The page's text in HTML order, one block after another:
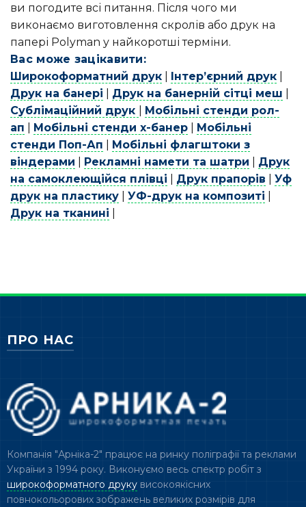
ви погодите всі питання. Після чого ми
виконаємо виготовлення скролів або друк на
папері Polyman у найкоротші терміни.
Вас може зацікавити:
Широкоформатний друк
Інтер’єрний друк
Друк на банері
Друк на банерній сітці меш
Сублімаційний друк
Мобільні стенди рол-
ап
Мобільні стенди х-банер
Мобільні
стенди Поп-Ап
Мобільні флагштоки з
віндерами
Рекламні намети та шатри
Друк
на самоклеющійся плівці
Друк прапорів
Уф
друк на пластику
УФ-друк на композиті
Друк на тканині
ПРО НАС
Компанія "Арніка-2" працює на ринку поліграфії та реклами
України з 1994 року. Виконуємо весь спектр робіт з
широкоформатного друкувисокоякісних
повнокольорових зображень великих розмірів для